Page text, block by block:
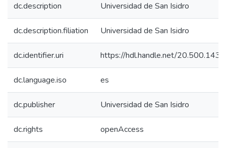
dc.description Universidad de San Isidro
dc.description.filiation Universidad de San Isidro
dc.identifier.uri https://hdl.handle.net/
dc.language.iso es
dc.publisher Universidad de San Isidro
dc.rights openAccess